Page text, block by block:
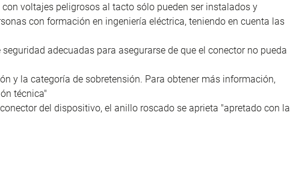
voltajes peligrosos al tacto sólo pueden ser instalados y
con formación en ingeniería eléctrica, teniendo en cuenta las
adecuadas para asegurarse de que el conector no pueda
y la categoría de sobretensión. Para obtener más información,
técnica"
del dispositivo, el anillo roscado se aprieta "apretado con la